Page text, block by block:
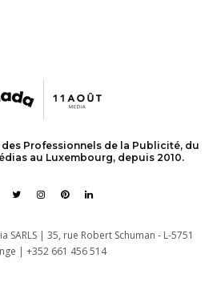
des Professionnels de la Publicité, du
au Luxembourg, depuis 2010.
| 35, rue Robert Schuman - L-5751
| +352 661 456 514